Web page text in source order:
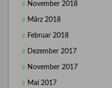
November 2018
März 2018
Februar 2018
Dezember 2017
November 2017
Mai 2017